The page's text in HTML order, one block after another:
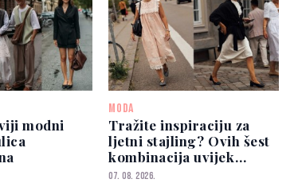
modni
MODA
Tražite inspiraciju za
ljetni stajling? Ovih šest
kombinacija uvijek
izgleda elegantno
07. 08. 2026.